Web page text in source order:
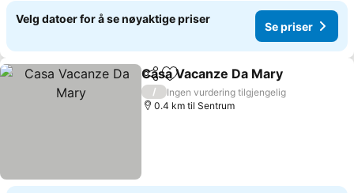
Velg datoer for å se nøyaktige priser
Se priser
Del Legg til i favoritter
Casa Vacanze Da Mary
/
Ingen vurdering tilgjengelig
0.4 km til Sentrum